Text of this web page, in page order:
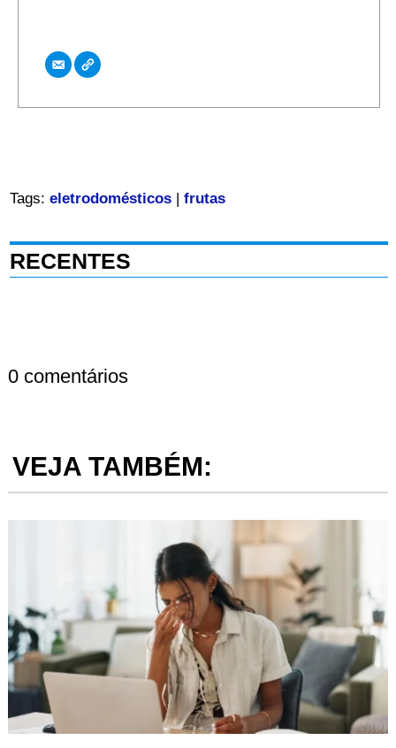
Tags: eletrodomésticos| frutas
RECENTES
0 comentários
VEJA TAMBÉM: